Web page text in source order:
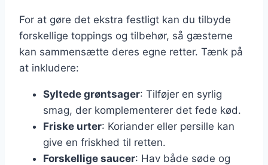
For at gøre det ekstra festligt kan du tilbyde
forskellige toppings og tilbehør, så gæsterne
kan sammensætte deres egne retter. Tænk på
at inkludere:
Syltede grøntsager: Tilføjer en syrlig
smag, der komplementerer det fede kød.
Friske urter: Koriander eller persille kan
give en friskhed til retten.
Forskellige saucer: Hav både søde og